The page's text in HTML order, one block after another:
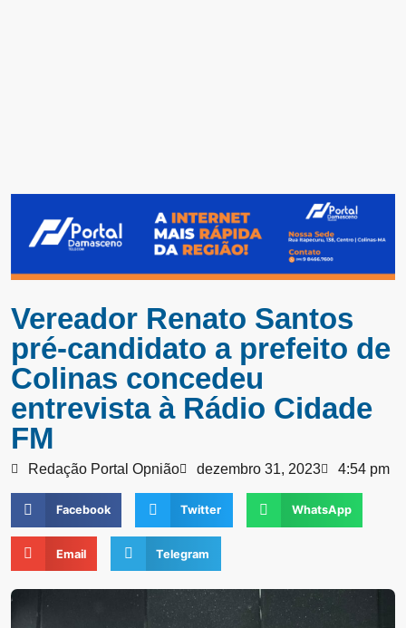
Vereador Renato Santos
pré-candidato a prefeito de
Colinas concedeu
entrevista à Rádio Cidade
FM
Redação Portal Opnião dezembro 31, 2023 4:54 pm
Facebook Twitter WhatsApp
Email Telegram